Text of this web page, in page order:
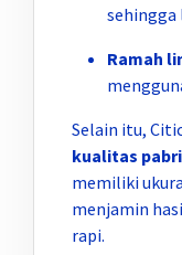
sehingga
Ramah
Selain itu,
kualitas
memiliki
menjamin
rapi.